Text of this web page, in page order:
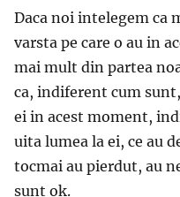
Daca noi intelegem ca
varsta pe care o au in
mai mult din partea
ca, indiferent cum
ei in acest moment,
uita lumea la ei, ce au
tocmai au pierdut, au
sunt ok.